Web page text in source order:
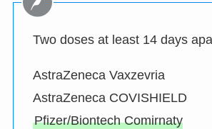
Two doses at least 14 days
AstraZeneca Vaxzevria
AstraZeneca COVISHIELD
Pfizer/Biontech Comirnaty